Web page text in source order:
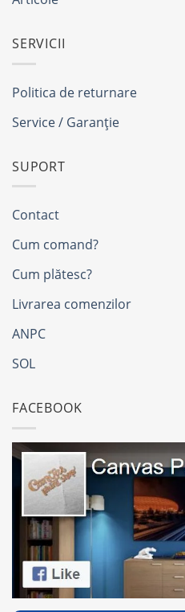
SERVICII
Politica de returnare
Service / Garanție
SUPORT
Contact
Cum comand?
Cum plătesc?
Livrarea comenzilor
ANPC
SOL
FACEBOOK